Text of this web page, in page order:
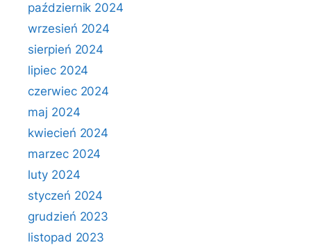
październik 2024
wrzesień 2024
sierpień 2024
lipiec 2024
czerwiec 2024
maj 2024
kwiecień 2024
marzec 2024
luty 2024
styczeń 2024
grudzień 2023
listopad 2023